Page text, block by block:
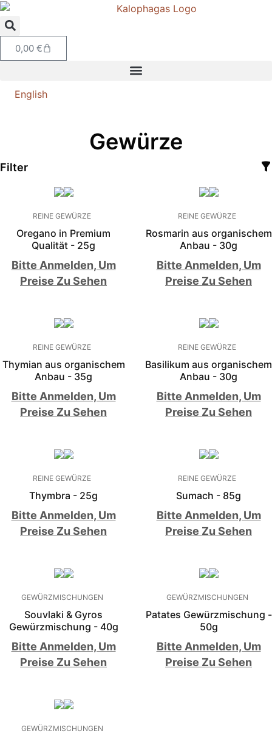
0,00 €
English
Gewürze
Filter
REINE GEWÜRZE
Oregano in Premium
Qualität - 25g
Bitte Anmelden, Um
Preise Zu Sehen
REINE GEWÜRZE
Rosmarin aus organischem
Anbau - 30g
Bitte Anmelden, Um
Preise Zu Sehen
REINE GEWÜRZE
Thymian aus organischem
Anbau - 35g
Bitte Anmelden, Um
Preise Zu Sehen
REINE GEWÜRZE
Basilikum aus organischem
Anbau - 30g
Bitte Anmelden, Um
Preise Zu Sehen
REINE GEWÜRZE
Thymbra - 25g
Bitte Anmelden, Um
Preise Zu Sehen
REINE GEWÜRZE
Sumach - 85g
Bitte Anmelden, Um
Preise Zu Sehen
GEWÜRZMISCHUNGEN
Souvlaki & Gyros
Gewürzmischung - 40g
Bitte Anmelden, Um
Preise Zu Sehen
GEWÜRZMISCHUNGEN
Patates Gewürzmischung -
50g
Bitte Anmelden, Um
Preise Zu Sehen
GEWÜRZMISCHUNGEN